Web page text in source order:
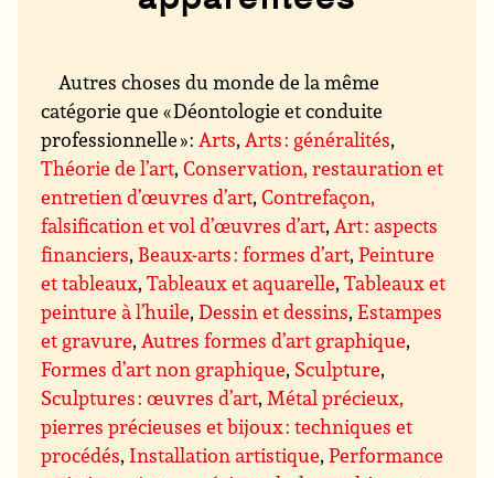
Autres choses du monde de la même
catégorie que « Déontologie et conduite
professionnelle » :Arts,Arts : généralités,
Théorie de l’art,Conservation, restauration et
entretien d’œuvres d’art,Contrefaçon,
falsification et vol d’œuvres d’art,Art : aspects
financiers, Beaux-arts : formes d’art,Peinture
et tableaux,Tableaux et aquarelle,Tableaux et
peinture à l’huile,Dessin et dessins,Estampes
et gravure,Autres formes d’art graphique,
Formes d’art non graphique, Sculpture,
Sculptures : œuvres d’art,Métal précieux,
pierres précieuses et bijoux : techniques et
procédés, Installation artistique,Performance